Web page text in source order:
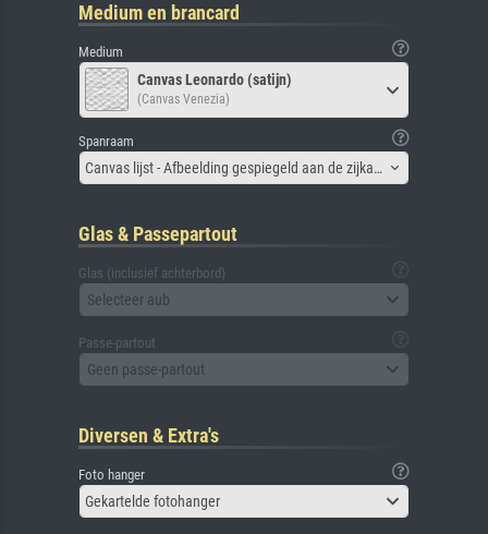
Medium en brancard
Medium
Canvas Leonardo (satijn)
(Canvas Venezia)
Spanraam
Canvas lijst - Afbeelding gespiegeld aan de zijkant
Glas & Passepartout
Glas (inclusief achterbord)
Selecteer aub
Passe-partout
Geen passe-partout
Diversen & Extra's
Foto hanger
Gekartelde fotohanger